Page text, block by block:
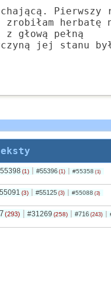
Pierwszy
herbatę
głową pełną
jej stanu
(1) #55396 (1) #55358 (1)
(3) #55125 (3) #55088 (3)
(293) #31269 (258) #716 (243)